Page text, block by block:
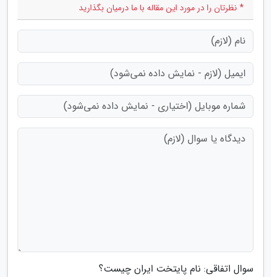
* نظرتان را در مورد این مقاله با ما درمیان بگذارید
سوال اتفاقی: نام پایتخت ایران چیست؟